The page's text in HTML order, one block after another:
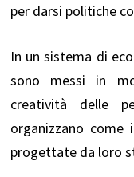
per darsi politiche
In un sistema di
sono messi in
creatività delle
organizzano come
progettate da loro